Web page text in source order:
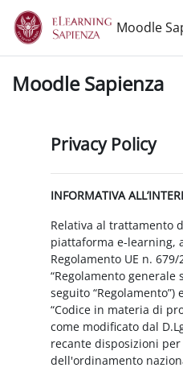
Vai al contenuto principale
Moodle
Moodle Sapienza
Privacy Policy
INFORMATIVA
Relativa al trattamento
piattaforma e-learning,
Regolamento UE n.
“Regolamento
seguito “Regolamento”)
“Codice in materia di
come modificato dal
recante disposizioni
dell'ordinamento